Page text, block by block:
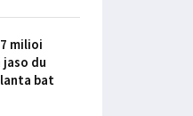
milioi
du
bat